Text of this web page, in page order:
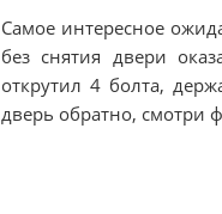
Самое интересное
без снятия двери
открутил 4 болта,
дверь обратно, смотри